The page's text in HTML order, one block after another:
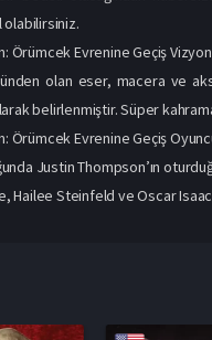
olabilirsiniz.
Örümcek Evrenine Geçiş
olan eser, macera ve
belirlenmiştir. Süper
Örümcek Evrenine Geçiş
Justin Thompson’ın
Hailee Steinfeld ve Oscar